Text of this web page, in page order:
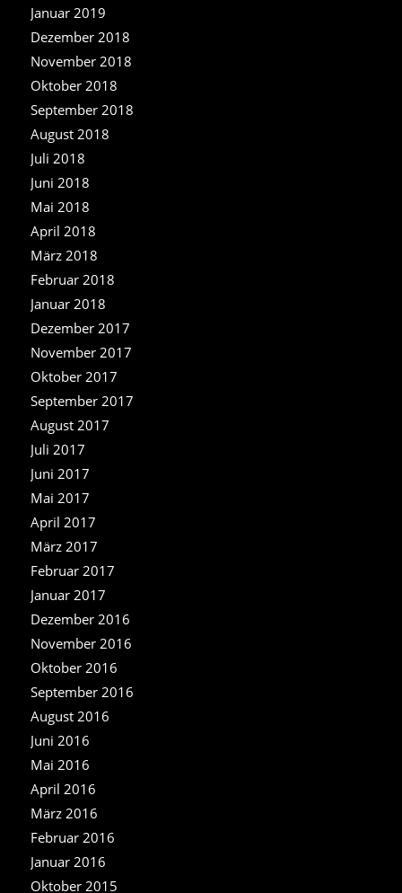
Januar 2019
Dezember 2018
November 2018
Oktober 2018
September 2018
August 2018
Juli 2018
Juni 2018
Mai 2018
April 2018
März 2018
Februar 2018
Januar 2018
Dezember 2017
November 2017
Oktober 2017
September 2017
August 2017
Juli 2017
Juni 2017
Mai 2017
April 2017
März 2017
Februar 2017
Januar 2017
Dezember 2016
November 2016
Oktober 2016
September 2016
August 2016
Juni 2016
Mai 2016
April 2016
März 2016
Februar 2016
Januar 2016
Oktober 2015